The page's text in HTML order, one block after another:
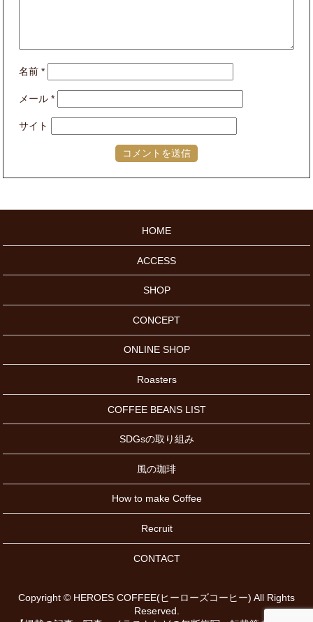
名前*
メール*
サイト
HOME
ACCESS
SHOP
CONCEPT
ONLINE SHOP
Roasters
COFFEE BEANS LIST
SDGsの取り組み
風の珈琲
How to make Coffee
Recruit
CONTACT
Copyright © HEROES COFFEE(ヒーローズコーヒー) All Rights
Reserved.